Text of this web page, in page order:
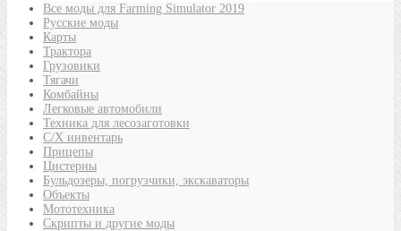
Все моды для Farming Simulator 2019
Русские моды
Карты
Трактора
Грузовики
Тягачи
Комбайны
Легковые автомобили
Техника для лесозаготовки
С/Х инвентарь
Прицепы
Цистерны
Бульдозеры, погрузчики, экскаваторы
Объекты
Мототехника
Скрипты и другие моды